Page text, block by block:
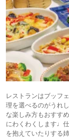
レストランはブッフ
理を選べるのがうれ
な楽しみ方もおすす
にわくわくします♩
を抱えていたりする